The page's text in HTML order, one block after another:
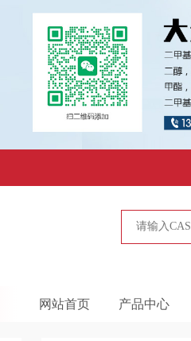
网站首页 产品中心